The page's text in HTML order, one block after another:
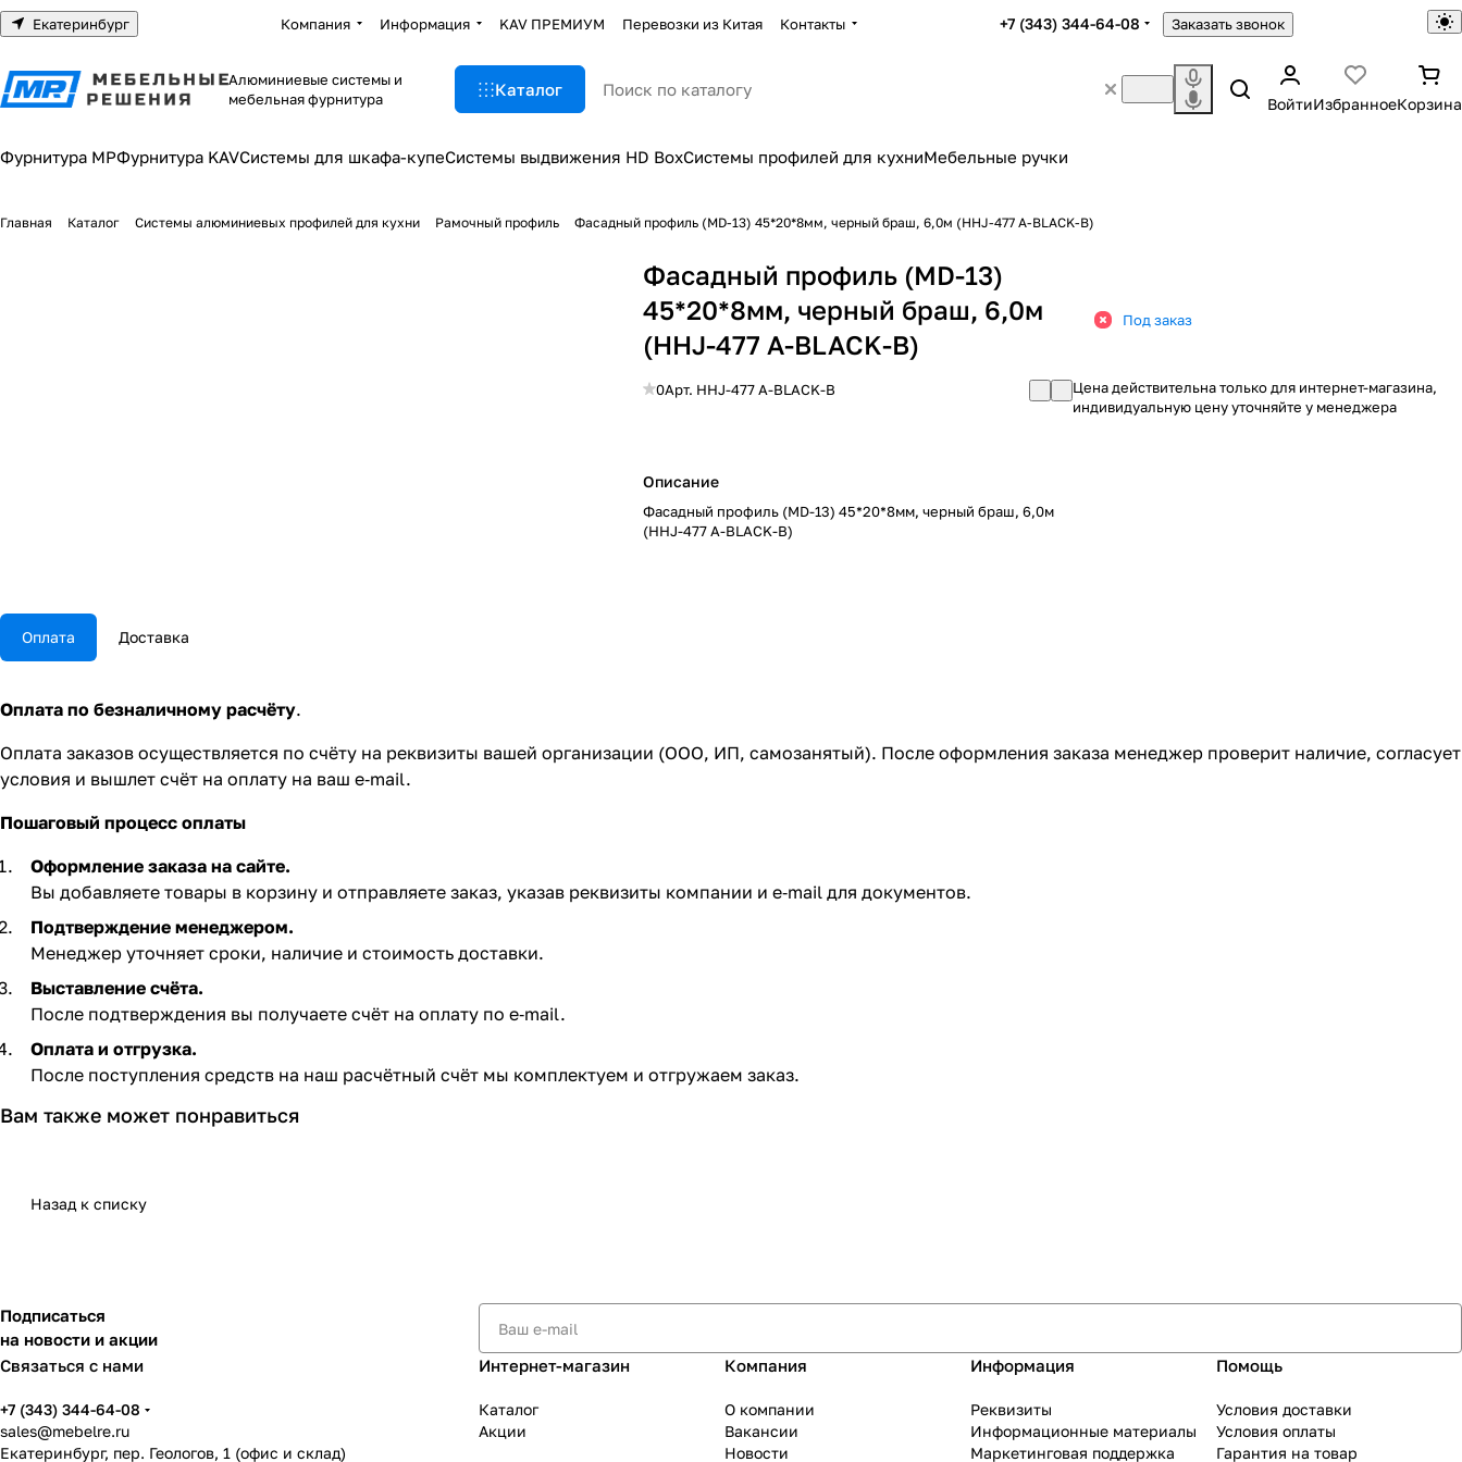
Екатеринбург Компания Информация KAV ПРЕМИУМ Перевозки из Китая Контакты +7 (343) 344-64-08 Заказать звонок
Алюминиевые системы и
мебельная фурнитура
Каталог
ВойтиИзбранноеКорзина
Фурнитура МРФурнитура KAVСистемы для шкафа-купеСистемы выдвижения HD BoxСистемы профилей для кухниМебельные ручки
Главная Каталог Системы алюминиевых профилей для кухни Рамочный профиль Фасадный профиль (MD-13) 45*20*8мм, черный браш, 6,0м (HHJ-477 A-BLACK-B)
Фасадный профиль (MD-13)
45*20*8мм, черный браш, 6,0м
(HHJ-477 A-BLACK-B)
0Арт. HHJ-477 A-BLACK-B
Описание
Фасадный профиль (MD-13) 45*20*8мм, черный браш, 6,0м
(HHJ-477 A-BLACK-B)
Под заказ
Цена действительна только для интернет-магазина,
индивидуальную цену уточняйте у менеджера
Оплата Доставка
Оплата по безналичному расчёту.
Оплата заказов осуществляется по счёту на реквизиты вашей организации (ООО, ИП, самозанятый). После оформления заказа менеджер проверит наличие, согласует
условия и вышлет счёт на оплату на ваш e‑mail.
Пошаговый процесс оплаты
Оформление заказа на сайте.
Вы добавляете товары в корзину и отправляете заказ, указав реквизиты компании и e‑mail для документов.
Подтверждение менеджером.
Менеджер уточняет сроки, наличие и стоимость доставки.
Выставление счёта.
После подтверждения вы получаете счёт на оплату по e‑mail. ​
Оплата и отгрузка.
После поступления средств на наш расчётный счёт мы комплектуем и отгружаем заказ.​
Вам также может понравиться
Назад к списку
Подписаться
на новости и акции
Связаться с нами
+7 (343) 344-64-08
sales@mebelre.ru
Екатеринбург, пер. Геологов, 1 (офис и склад)
Интернет-магазин
Каталог
Акции
Компания
О компании
Вакансии
Новости
Информация
Реквизиты
Информационные материалы
Маркетинговая поддержка
Помощь
Условия доставки
Условия оплаты
Гарантия на товар